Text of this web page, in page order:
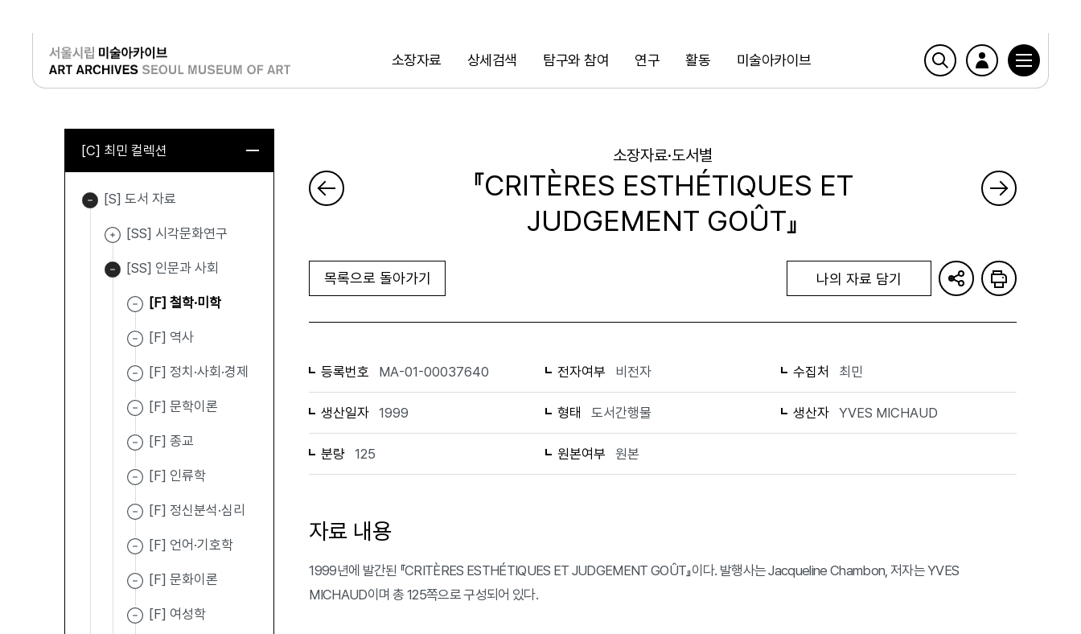
소장자료 상세검색 탐구와 참여 연구 활동 미술아카이브
검색
로그인
[C] 최민 컬렉션
[S] 도서 자료
[SS] 시각문화연구
[SS] 인문과 사회
[F] 철학·미학
[F] 역사
[F] 정치·사회·경제
[F] 문학이론
[F] 종교
[F] 인류학
[F] 정신분석·심리
[F] 언어·기호학
[F] 문화이론
[F] 여성학
소장자료·도서별
『CRITÈRES ESTHÉTIQUES ET
JUDGEMENT GOÛT』
목록으로 돌아가기 나의 자료 담기
등록번호 MA-01-00037640 전자여부 비전자 수집처 최민
생산일자 1999 형태 도서간행물 생산자 YVES MICHAUD
분량 125 원본여부 원본
자료 내용
1999년에 발간된 『CRITÈRES ESTHÉTIQUES ET JUDGEMENT GOÛT』이다. 발행사는 Jacqueline Chambon, 저자는 YVES
MICHAUD이며 총 125쪽으로 구성되어 있다.